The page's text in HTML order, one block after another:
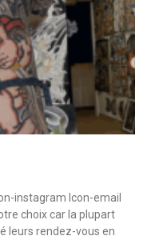
instagram Icon-email
choix car la plupart
leurs rendez-vous en